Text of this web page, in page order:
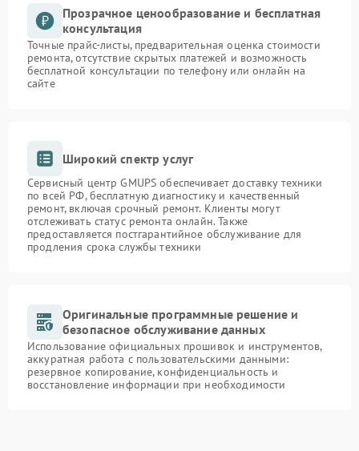
Прозрачное ценообразование и бесплатная
консультация
Точные прайс-листы, предварительная оценка стоимости
ремонта, отсутствие скрытых платежей и возможность
бесплатной консультации по телефону или онлайн на
сайте
Широкий спектр услуг
Сервисный центр GMUPS обеспечивает доставку техники
по всей РФ, бесплатную диагностику и качественный
ремонт, включая срочный ремонт. Клиенты могут
отслеживать статус ремонта онлайн. Также
предоставляется постгарантийное обслуживание для
продления срока службы техники
Оригинальные программные решение и
безопасное обслуживание данных
Использование официальных прошивок и инструментов,
аккуратная работа с пользовательскими данными:
резервное копирование, конфиденциальность и
восстановление информации при необходимости